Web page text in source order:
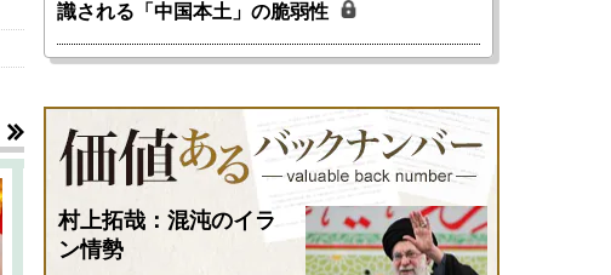
識される「中国本土」の脆弱性
村上拓哉：混沌のイラ
ン情勢